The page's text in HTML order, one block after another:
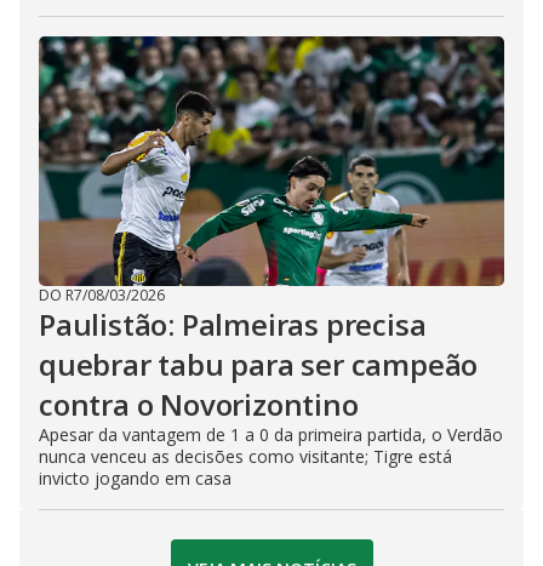
DO R7/08/03/2026
Paulistão: Palmeiras precisa
quebrar tabu para ser campeão
contra o Novorizontino
Apesar da vantagem de 1 a 0 da primeira partida, o Verdão
nunca venceu as decisões como visitante; Tigre está
invicto jogando em casa